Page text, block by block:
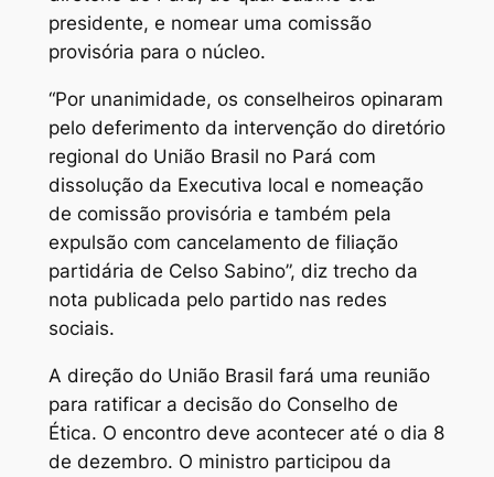
presidente, e nomear uma comissão
provisória para o núcleo.
“Por unanimidade, os conselheiros opinaram
pelo deferimento da intervenção do diretório
regional do União Brasil no Pará com
dissolução da Executiva local e nomeação
de comissão provisória e também pela
expulsão com cancelamento de filiação
partidária de Celso Sabino”, diz trecho da
nota publicada pelo partido nas redes
sociais.
A direção do União Brasil fará uma reunião
para ratificar a decisão do Conselho de
Ética. O encontro deve acontecer até o dia 8
de dezembro. O ministro participou da